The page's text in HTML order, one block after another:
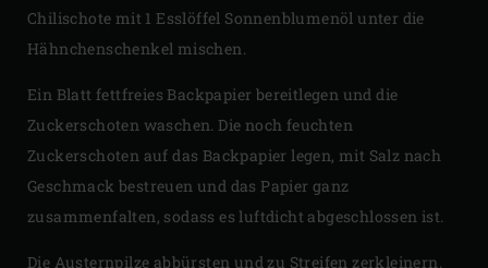
Chilischote mit 1 Esslöffel Sonnenblumenöl unter die
Hähnchenschenkel mischen.
Ein Blatt fettfreies Backpapier bereitlegen und die
Zuckerschoten waschen. Die noch feuchten
Zuckerschoten auf das Backpapier legen, mit Salz nach
Geschmack bestreuen und das Papier ganz
zusammenfalten, sodass es luftdicht abgeschlossen ist.
Die Austernpilze abbürsten und zu Streifen zerkleinern.